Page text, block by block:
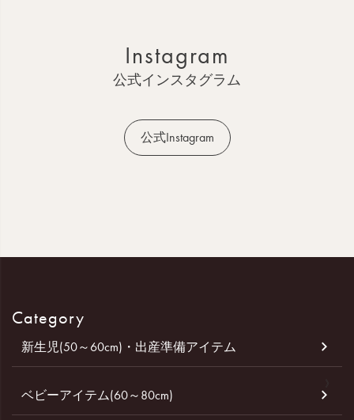
Instagram
公式インスタグラム
公式Instagram
Category
新生児(50～60cm)・出産準備アイテム
ベビーアイテム(60～80cm)